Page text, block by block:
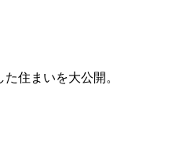
住まいを大公開。